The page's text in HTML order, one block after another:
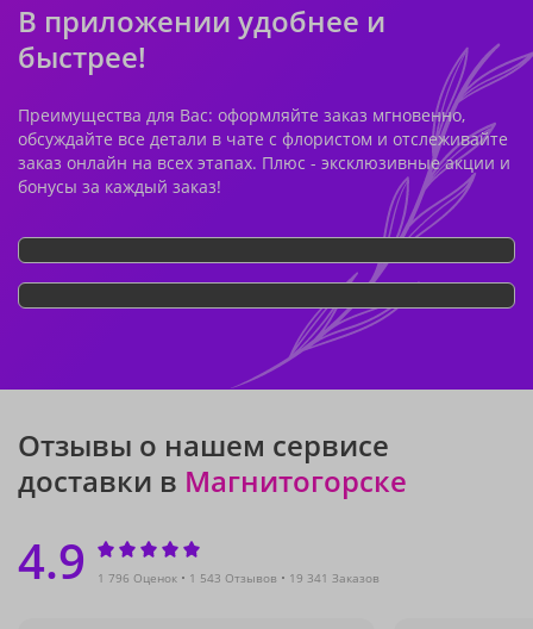
В приложении удобнее и
быстрее!
Преимущества для Вас: оформляйте заказ мгновенно,
обсуждайте все детали в чате с флористом и отслеживайте
заказ онлайн на всех этапах. Плюс - эксклюзивные акции и
бонусы за каждый заказ!
Отзывы о нашем сервисе
доставки в Магнитогорске
4.9 1 796 Оценок 1 543 Отзывов 19 341 Заказов